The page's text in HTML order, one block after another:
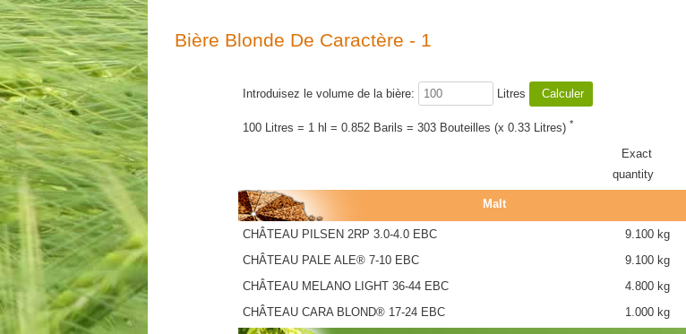
Bière Blonde De Caractère - 1
Introduisez le volume de la bière: Litres
100 Litres = 1 hl = 0.852 Barils = 303 Bouteilles (x 0.33 Litres) *
Exact
quantity
Malt
CHÂTEAU PILSEN 2RP 3.0-4.0 EBC 9.100 kg
CHÂTEAU PALE ALE® 7-10 EBC
9.100 kg
CHÂTEAU MELANO LIGHT 36-44 EBC
4.800 kg
CHÂTEAU CARA BLOND® 17-24 EBC
1.000 kg